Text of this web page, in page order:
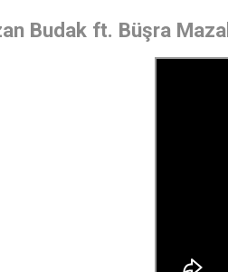
Budak ft. Büşra